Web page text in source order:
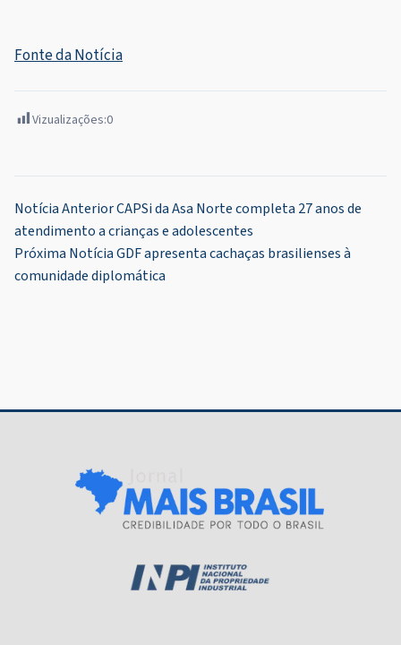
Fonte da Notícia
Vizualizações:0
Navegação
de
Post
Notícia AnteriorCAPSi da Asa Norte completa 27 anos de
atendimento a crianças e adolescentes
Próxima NotíciaGDF apresenta cachaças brasilienses à
comunidade diplomática